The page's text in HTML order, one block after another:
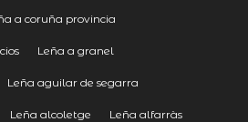
a coruña provincia
Leña a granel
Leña aguilar de segarra
Leña alcoletge Leña alfarràs